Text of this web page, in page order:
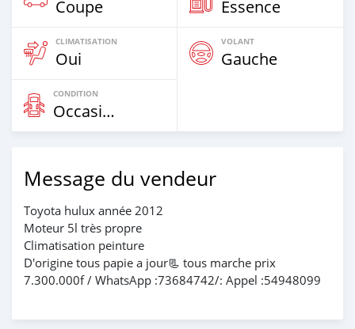
Coupe Essence
CLIMATISATION
Oui
VOLANT
Gauche
CONDITION
Occasion
Message du vendeur
Toyota hulux année 2012
Moteur 5l très propre
Climatisation peinture
D'origine tous papie a jour📃 tous marche prix
7.300.000f / WhatsApp :73684742/: Appel :54948099